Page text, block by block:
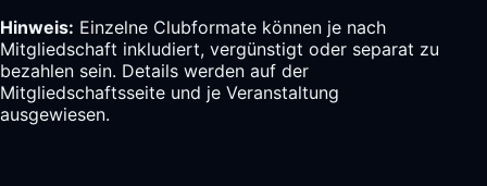
Hinweis: Einzelne Clubformate können je nach
Mitgliedschaft inkludiert, vergünstigt oder separat zu
bezahlen sein. Details werden auf der
Mitgliedschaftsseite und je Veranstaltung
ausgewiesen.